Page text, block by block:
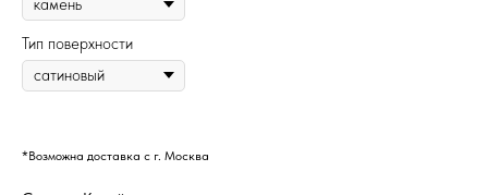
Тип поверхности
*Возможна доставка с г. Москва